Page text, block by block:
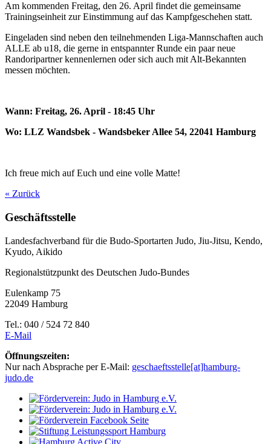
Am kommenden Freitag, den 26. April findet die gemeinsame
Trainingseinheit zur Einstimmung auf das Kampfgeschehen statt.
Eingeladen sind neben den teilnehmenden Liga-Mannschaften auch
ALLE ab u18, die gerne in entspannter Runde ein paar neue
Randoripartner kennenlernen oder sich auch mit Alt-Bekannten
messen möchten.
Wann: Freitag, 26. April - 18:45 Uhr
Wo: LLZ Wandsbek - Wandsbeker Allee 54, 22041 Hamburg
Ich freue mich auf Euch und eine volle Matte!
« Zurück
Geschäftsstelle
Landesfachverband für die Budo-Sportarten Judo, Jiu-Jitsu, Kendo,
Kyudo, Aikido
Regionalstützpunkt des Deutschen Judo-Bundes
Eulenkamp 75
22049 Hamburg
Tel.: 040 / 524 72 840
E-Mail
Öffnungszeiten:
Nur nach Absprache per E-Mail: geschaeftsstelle[at]hamburg-
judo.de